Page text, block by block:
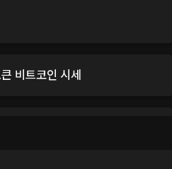
비트코인 시세